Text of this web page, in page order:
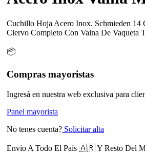
Cuchillo Hoja Acero Inox. Schmieden 14
Ciervo Completo Con Vaina De Vaqueta
📦
Compras mayoristas
Ingresá en nuestra web exclusiva para
Panel mayorista
No tenes cuenta? Solicitar alta
Envío A Todo El País 🇦🇷 Y Resto Del